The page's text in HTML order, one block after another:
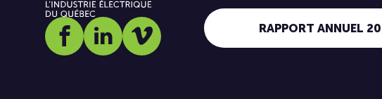
Social media link icon-facebook
Social media link icon-linkedin
Social media link icon-vimeo
RAPPORT ANNUEL